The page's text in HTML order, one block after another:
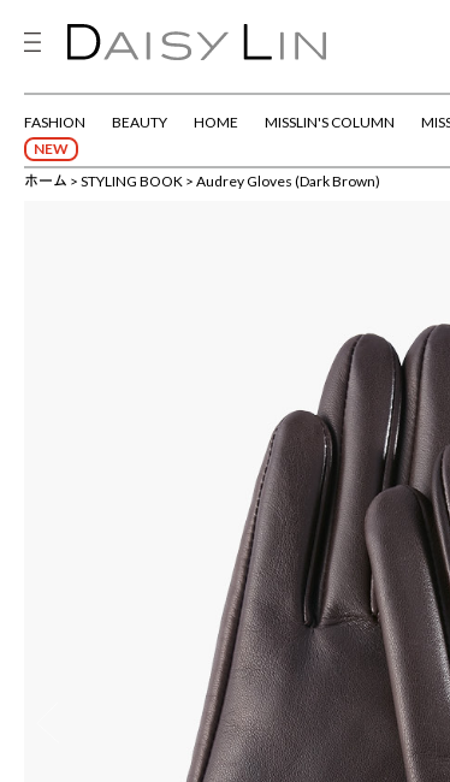
FASHION
NEW
BEAUTY HOME MISSLIN'S COLUMN
ホーム STYLING BOOK Audrey Gloves (Dark Brown)